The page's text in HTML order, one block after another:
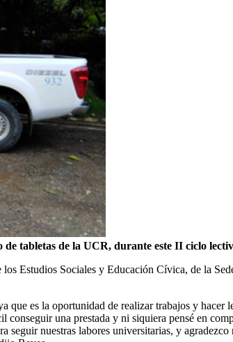
de tabletas de la UCR, durante este II ciclo
Estudios Sociales y Educación Cívica, de la
es la oportunidad de realizar trabajos y
una prestada y ni siquiera pensé en
seguir nuestras labores universitarias, y